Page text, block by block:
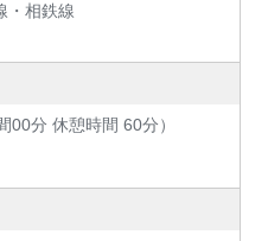
・相鉄線
分 休憩時間 60分）